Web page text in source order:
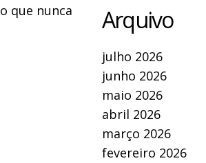
que nunca
Arquivo
julho 2026
junho 2026
maio 2026
abril 2026
março 2026
fevereiro 2026